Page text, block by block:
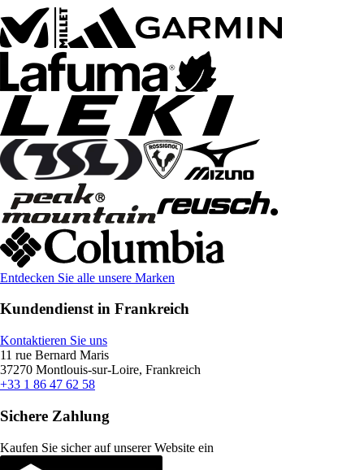
Entdecken Sie alle unsere Marken
Kundendienst in Frankreich
Kontaktieren Sie uns
11 rue Bernard Maris
37270 Montlouis-sur-Loire, Frankreich
+33 1 86 47 62 58
Sichere Zahlung
Kaufen Sie sicher auf unserer Website ein